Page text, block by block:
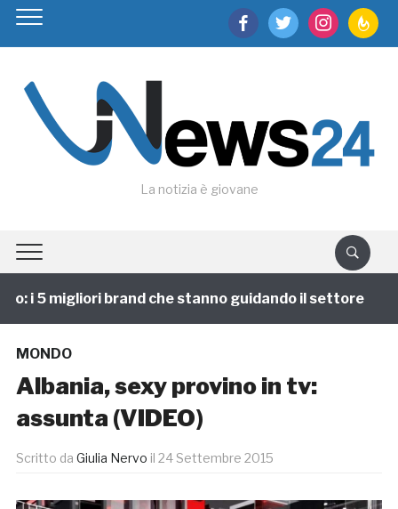
facebooktwitter instagram
La notizia è giovane
i 5 migliori brand che stanno guidando il settore
MONDO
Albania, sexy provino in tv:
assunta (VIDEO)
Scritto da Giulia Nervo il 24 Settembre 2015